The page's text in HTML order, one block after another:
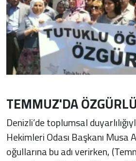
TEMMUZ'DA
Denizli’de toplumsal
Hekimleri Odası Başkanı Musa
oğullarına bu adı verirken,